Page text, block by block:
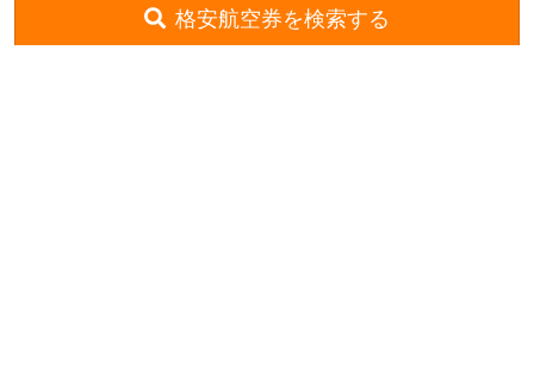
格安航空券を検索する